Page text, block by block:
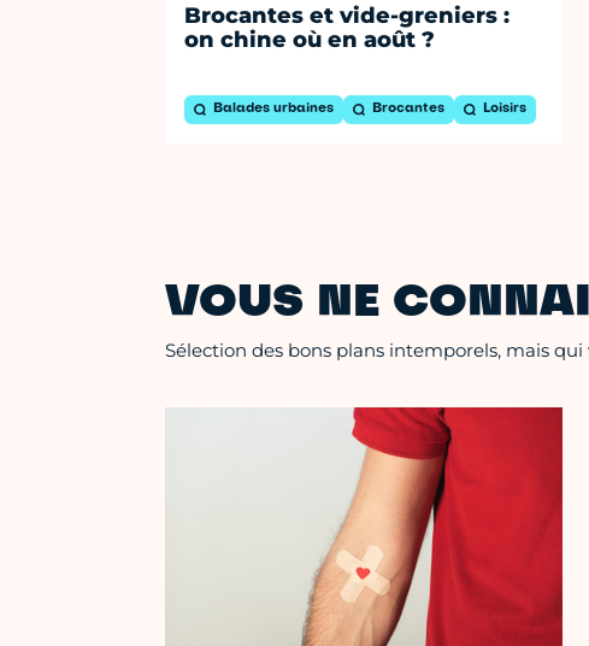
Brocantes et vide-greniers :
on chine où en août ?
Balades urbaines Brocantes Loisirs
VOUS NE
Sélection des bons plans intemporels, mais